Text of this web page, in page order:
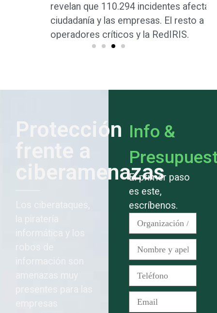
revelan que 110.294 incidentes afectaron a la
ciudadanía y las empresas. El resto a
operadores críticos y la RedIRIS.
Protección
frente a
ciberamenazas
Los ciberataques,
Info &
El primer paso
es este,
escríbenos.